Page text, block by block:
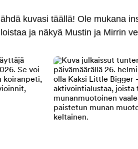
kuvasi täällä! Ole mukana
ja näkyä Mustin ja Mirrin